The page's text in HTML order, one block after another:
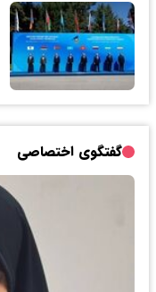
گفتگوی اختصاصی